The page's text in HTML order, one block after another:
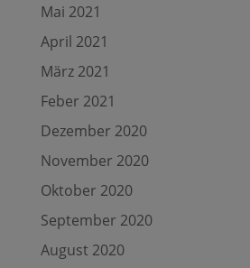
Mai 2021
April 2021
März 2021
Feber 2021
Dezember 2020
November 2020
Oktober 2020
September 2020
August 2020